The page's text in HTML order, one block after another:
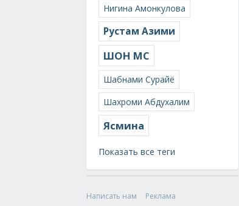
Нигина Амонкулова
Рустам Азими
ШОН МС
Шабнами Сурайё
Шахроми Абдухалим
Ясмина
Показать все теги
Написать нам
Реклама